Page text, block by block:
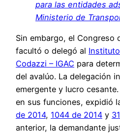
para las entidades
Ministerio de
Sin embargo, el Congreso
facultó o delegó al
Codazzi – IGAC para
del avalúo. La delegación
emergente y lucro
en sus funciones, expidió
de 2014, 1044 de 2014 y
anterior, la demandante